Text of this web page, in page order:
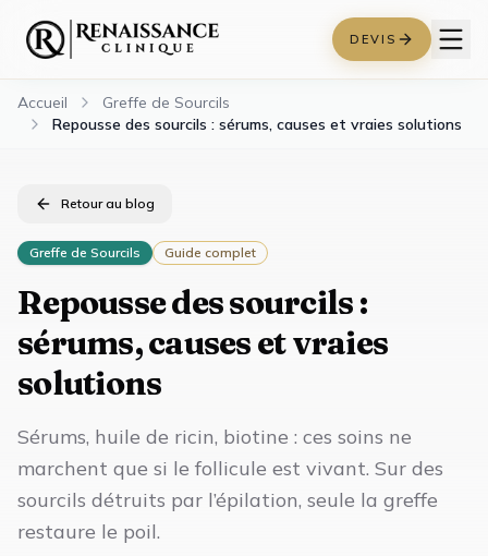
DEVIS
Accueil
Greffe de Sourcils
Repousse des sourcils : sérums, causes et vraies solutions
Retour au blog
Greffe de Sourcils Guide complet
Repousse des sourcils :
sérums, causes et vraies
solutions
Sérums, huile de ricin, biotine : ces soins ne
marchent que si le follicule est vivant. Sur des
sourcils détruits par l’épilation, seule la greffe
restaure le poil.